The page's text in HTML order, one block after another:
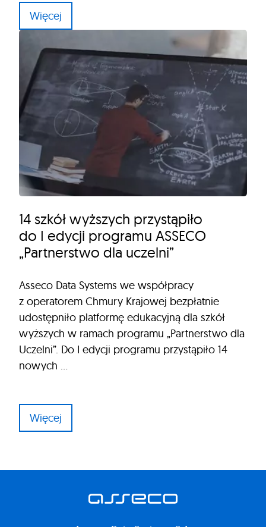
Więcej
14 szkół wyższych przystąpiło
do I edycji programu ASSECO
„Partnerstwo dla uczelni”
Asseco Data Systems we współpracy
z operatorem Chmury Krajowej bezpłatnie
udostępniło platformę edukacyjną dla szkół
wyższych w ramach programu „Partnerstwo dla
Uczelni”. Do I edycji programu przystąpiło 14
nowych …
Więcej